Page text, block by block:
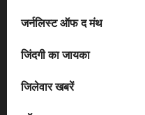
जर्नलिस्ट ऑफ द मंथ
जिंदगी का जायका
जिलेवार खबरें